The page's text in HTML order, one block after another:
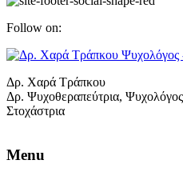
Follow on:
Δρ. Χαρά Τράπκου
Δρ. Ψυχοθεραπεύτρια,
Στοχάστρια
Menu